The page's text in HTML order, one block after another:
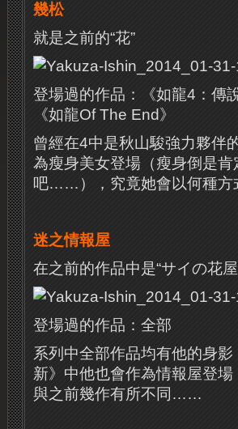
幾松
就是之前的“花”
登場過的作品：《如龍4：傳
《如龍Of The End》
曾經在4中是秋山駿強力夥伴
為瘦身美女登場（瘦身倒是
吧……），究竟她會以何種方
迷之情報屋
在之前的作品中是“サイの花屋
登場過的作品：全部
系列中全部作品均有他的身
新》中他也會作為情報屋登
與之前幾作有所不同……